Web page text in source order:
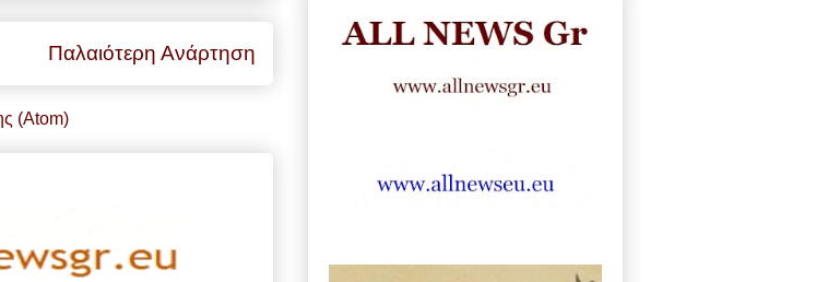
Παλαιότερη Ανάρτηση
(Atom)